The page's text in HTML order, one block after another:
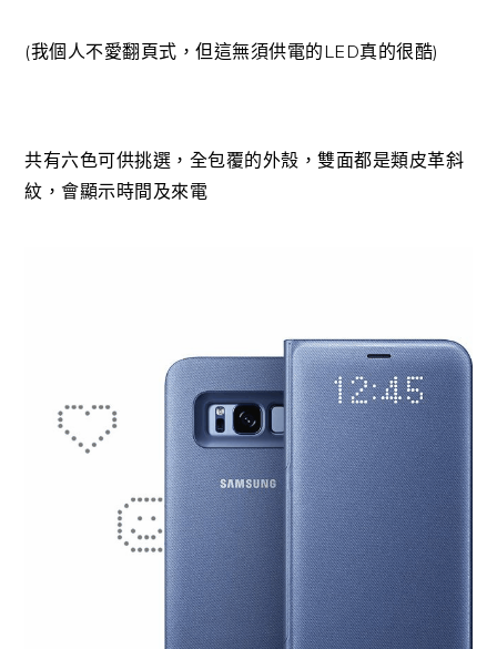
(我個人不愛翻頁式，但這無須供電的LED真的很酷)
共有六色可供挑選，全包覆的外殼，雙面都是類皮革斜
紋，會顯示時間及來電